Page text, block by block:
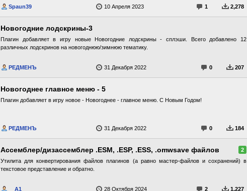
2,278
1
Spaun39 10 Апреля 2023
Новогодние лодскрины-3
Плагин добавляет в игру новые Новогодние лодскрины - сплэши. Всего добавлено 12
различных лодскринов на новогоднюю/зимнюю тематику.
207
0
РЕДМЕНЪ 31 Декабря 2022
Новогоднее главное меню - 5
Плагин добавляет в игру новое - Новогоднее - главное меню. С Новым Годом!
184
0
РЕДМЕНЪ 31 Декабря 2022
2
Ассемблер/дизассемблер .ESM, .ESP, .ESS, .omwsave файлов
Утилита для конвертирования файлов плагинов (а равно мастер-файлов и сохранений) в
текстовое представление и обратно.
1,227
2
__A1 28 Октября 2024